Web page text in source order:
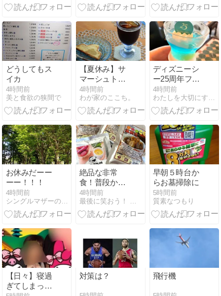
意】
青い衝撃
どうしてもス
イカ
4時間前
美と食欲の狭間で
【夏休み】サ
マーシュトー
レンと楽天お
買い物マラソ
ンと scope ア
【2026年8
月】
4時間前
わが家のここち。
ディズニーシ
ー25周年フー
ド｜下調べせ
ず失敗した私
の正直レビュ
4時間前
わたしを大切にする暮らし方
お休みだーー
ーー！！！
4時間前
シングルマザーの貯金箱。〜年収１７０万円の日々〜
絶品な非常
食！普段から
食べたいぐら
いです
4時間前
最後に笑おう！ まちこ日記
早朝５時台か
らお墓掃除に
5時間前
質素なつもり
【日々】寝過
ぎてしまった
対策は？ 飛行機